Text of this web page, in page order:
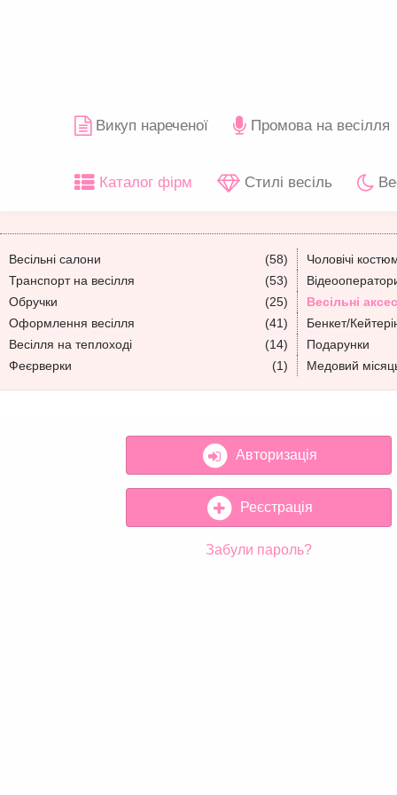
Викуп нареченої Промова на весілля
Каталог фірм Стилі весіль
Весільні салони (58)
Чоловічі
Транспорт на весілля
(53)
Обручки
(25)
Весільні
Оформлення весілля
(41)
Бенкет/
Весілля на теплоході
(14)
Подарунки
Феєрверки
(1) Медовий
Авторизація
Реєстрація
Забули пароль?